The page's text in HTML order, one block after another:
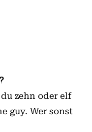
zehn oder elf
guy. Wer sonst